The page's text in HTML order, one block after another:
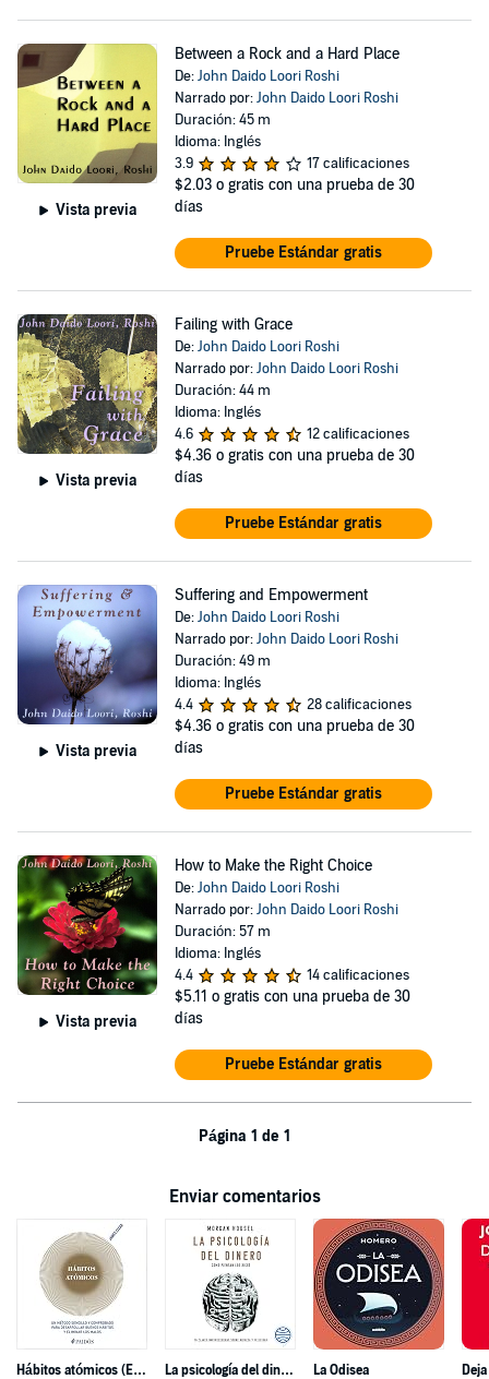
Vista previa
Between a Rock and a Hard Place
De:John Daido Loori Roshi
Narrado por:John Daido Loori Roshi
Duración: 45 m
Idioma: Inglés
3.9
17 calificaciones
$2.03 o gratis con una prueba de 30
días
Pruebe Estándar gratis
Vista previa
Failing with Grace
De:John Daido Loori Roshi
Narrado por:John Daido Loori Roshi
Duración: 44 m
Idioma: Inglés
4.6
12 calificaciones
$4.36 o gratis con una prueba de 30
días
Pruebe Estándar gratis
Vista previa
Suffering and Empowerment
De:John Daido Loori Roshi
Narrado por:John Daido Loori Roshi
Duración: 49 m
Idioma: Inglés
4.4
28 calificaciones
$4.36 o gratis con una prueba de 30
días
Pruebe Estándar gratis
Vista previa
How to Make the Right Choice
De:John Daido Loori Roshi
Narrado por:John Daido Loori Roshi
Duración: 57 m
Idioma: Inglés
4.4
14 calificaciones
$5.11 o gratis con una prueba de 30
días
Pruebe Estándar gratis
Página 1 de 1
Enviar comentarios
Hábitos atómicos (Español neutro) La psicología del dinero La Odisea